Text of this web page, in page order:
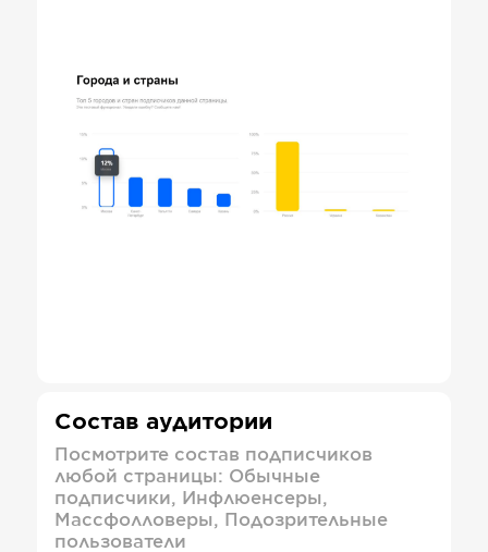
Состав аудитории
Посмотрите состав подписчиков
любой страницы: Обычные
подписчики, Инфлюенсеры,
Массфолловеры, Подозрительные
пользователи